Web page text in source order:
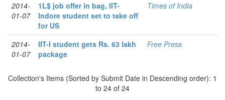
2014-
01-07
1L$ job offer in bag, IIT-
Indore student set to take off
for US
Times of India
2014-
01-07
IIT-I student gets Rs. 63 lakh
package
Free Press
Collection's Items (Sorted by Submit Date in Descending order): 1
to 24 of 24